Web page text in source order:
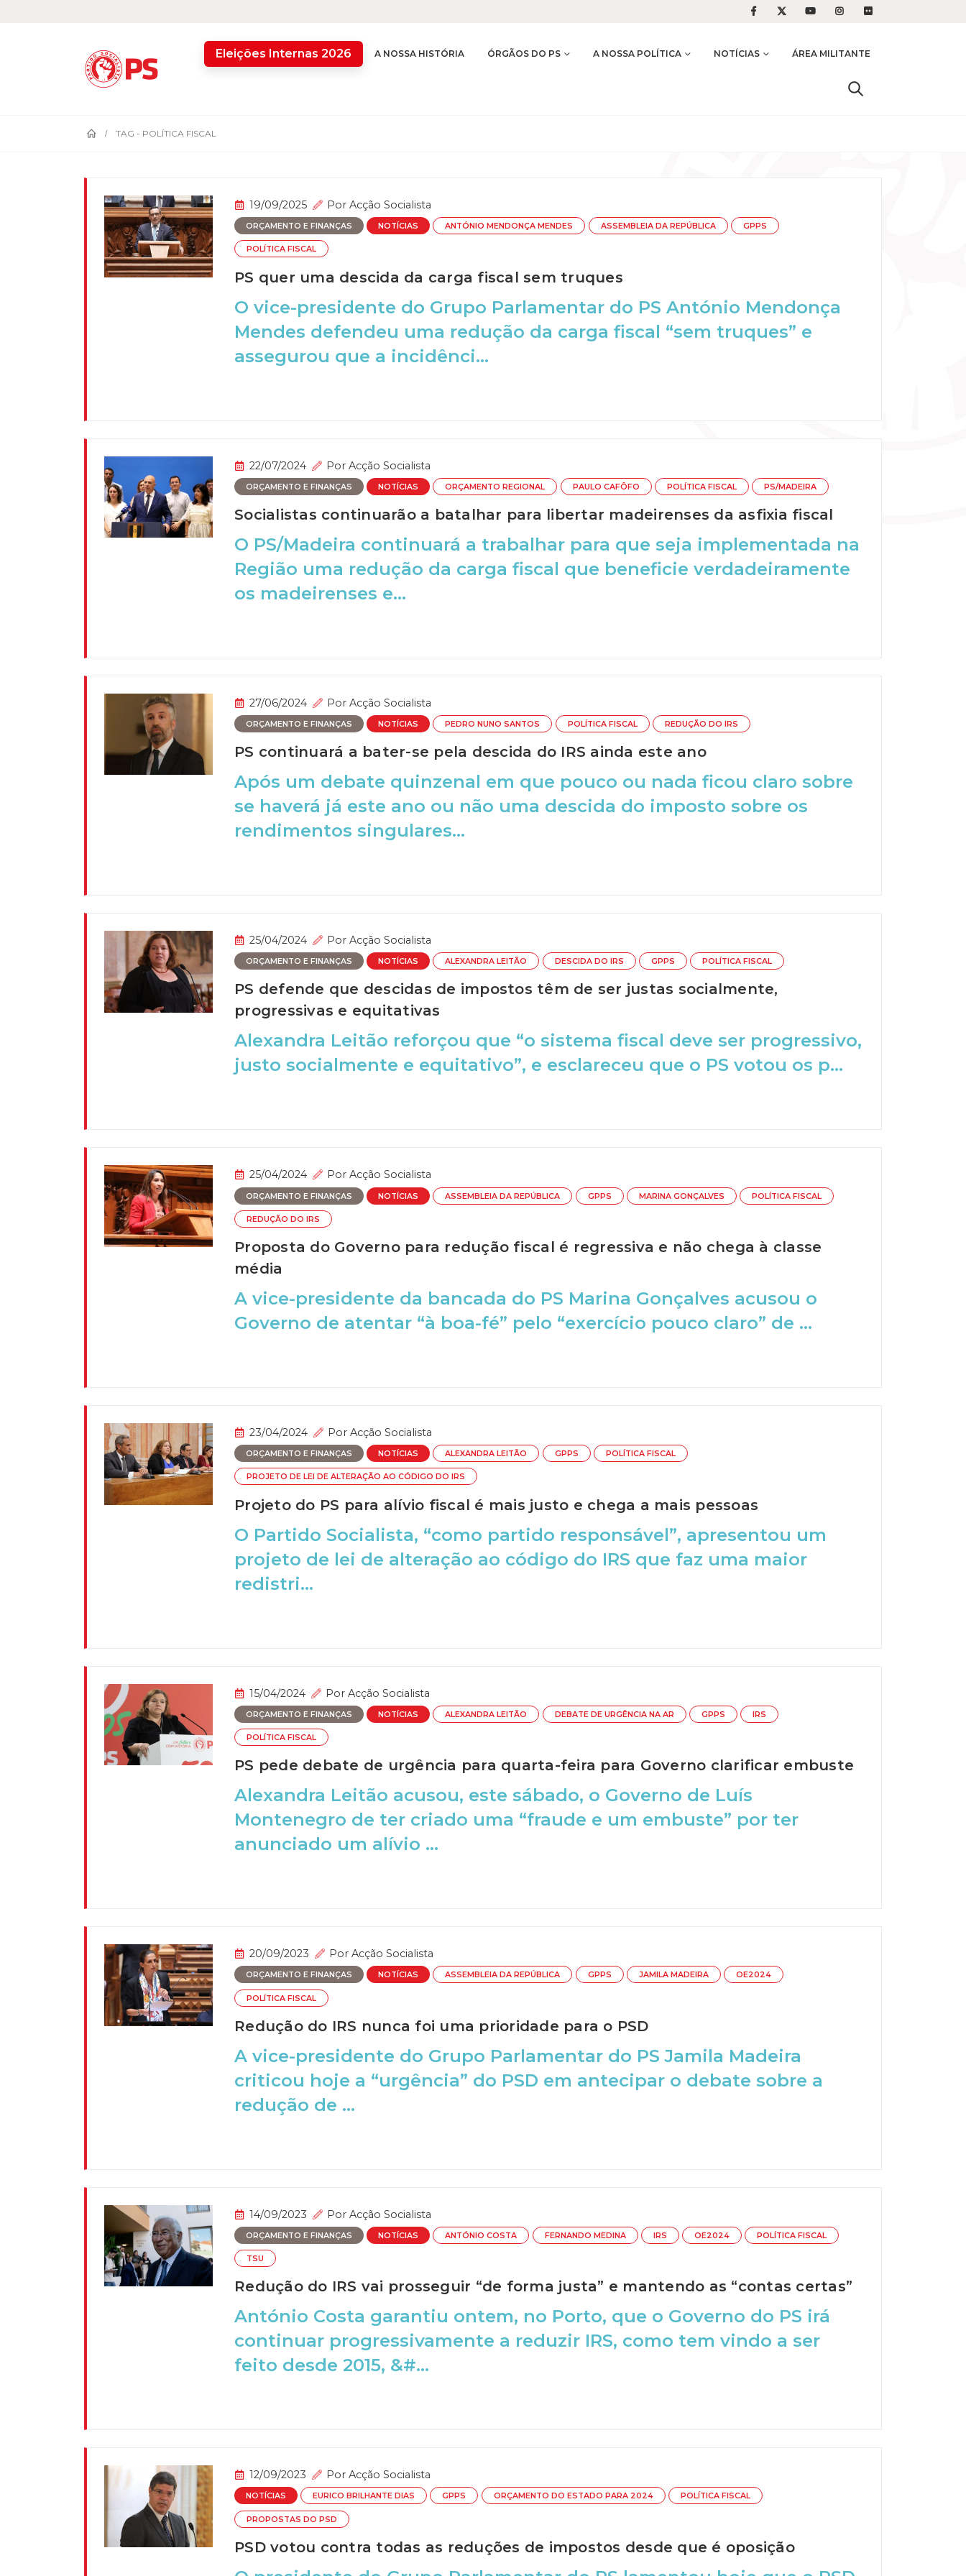
Eleições Internas 2026 A NOSSA HISTÓRIA ÓRGÃOS DO PS A NOSSA POLÍTICA NOTÍCIAS ÁREA MILITANTE
TAG - POLÍTICA FISCAL
19/09/2025 Por Acção Socialista
ORÇAMENTO E FINANÇAS NOTÍCIAS ANTÓNIO MENDONÇA MENDES ASSEMBLEIA DA REPÚBLICA GPPS
POLÍTICA FISCAL
PS quer uma descida da carga fiscal sem truques
O vice-presidente do Grupo Parlamentar do PS António Mendonça
Mendes defendeu uma redução da carga fiscal “sem truques” e
assegurou que a incidênci...
22/07/2024 Por Acção Socialista
ORÇAMENTO E FINANÇAS NOTÍCIAS ORÇAMENTO REGIONAL PAULO CAFÔFO POLÍTICA FISCAL PS/MADEIRA
Socialistas continuarão a batalhar para libertar madeirenses da asfixia fiscal
O PS/Madeira continuará a trabalhar para que seja implementada na
Região uma redução da carga fiscal que beneficie verdadeiramente
os madeirenses e...
27/06/2024 Por Acção Socialista
ORÇAMENTO E FINANÇAS NOTÍCIAS PEDRO NUNO SANTOS POLÍTICA FISCAL REDUÇÃO DO IRS
PS continuará a bater-se pela descida do IRS ainda este ano
Após um debate quinzenal em que pouco ou nada ficou claro sobre
se haverá já este ano ou não uma descida do imposto sobre os
rendimentos singulares...
25/04/2024 Por Acção Socialista
ORÇAMENTO E FINANÇAS NOTÍCIAS ALEXANDRA LEITÃO DESCIDA DO IRS GPPS POLÍTICA FISCAL
PS defende que descidas de impostos têm de ser justas socialmente,
progressivas e equitativas
Alexandra Leitão reforçou que “o sistema fiscal deve ser progressivo,
justo socialmente e equitativo”, e esclareceu que o PS votou os p...
25/04/2024 Por Acção Socialista
ORÇAMENTO E FINANÇAS NOTÍCIAS ASSEMBLEIA DA REPÚBLICA GPPS MARINA GONÇALVES POLÍTICA FISCAL
REDUÇÃO DO IRS
Proposta do Governo para redução fiscal é regressiva e não chega à classe
média
A vice-presidente da bancada do PS Marina Gonçalves acusou o
Governo de atentar “à boa-fé” pelo “exercício pouco claro” de ...
23/04/2024 Por Acção Socialista
ORÇAMENTO E FINANÇAS NOTÍCIAS ALEXANDRA LEITÃO GPPS POLÍTICA FISCAL
PROJETO DE LEI DE ALTERAÇÃO AO CÓDIGO DO IRS
Projeto do PS para alívio fiscal é mais justo e chega a mais pessoas
O Partido Socialista, “como partido responsável”, apresentou um
projeto de lei de alteração ao código do IRS que faz uma maior
redistri...
15/04/2024 Por Acção Socialista
ORÇAMENTO E FINANÇAS NOTÍCIAS ALEXANDRA LEITÃO DEBATE DE URGÊNCIA NA AR GPPS IRS
POLÍTICA FISCAL
PS pede debate de urgência para quarta-feira para Governo clarificar embuste
Alexandra Leitão acusou, este sábado, o Governo de Luís
Montenegro de ter criado uma “fraude e um embuste” por ter
anunciado um alívio ...
20/09/2023 Por Acção Socialista
ORÇAMENTO E FINANÇAS NOTÍCIAS ASSEMBLEIA DA REPÚBLICA GPPS JAMILA MADEIRA OE2024
POLÍTICA FISCAL
Redução do IRS nunca foi uma prioridade para o PSD
A vice-presidente do Grupo Parlamentar do PS Jamila Madeira
criticou hoje a “urgência” do PSD em antecipar o debate sobre a
redução de ...
14/09/2023 Por Acção Socialista
ORÇAMENTO E FINANÇAS NOTÍCIAS ANTÓNIO COSTA FERNANDO MEDINA IRS OE2024 POLÍTICA FISCAL
TSU
Redução do IRS vai prosseguir “de forma justa” e mantendo as “contas certas”
António Costa garantiu ontem, no Porto, que o Governo do PS irá
continuar progressivamente a reduzir IRS, como tem vindo a ser
feito desde 2015, &#...
12/09/2023 Por Acção Socialista
NOTÍCIAS EURICO BRILHANTE DIAS GPPS ORÇAMENTO DO ESTADO PARA 2024 POLÍTICA FISCAL
PROPOSTAS DO PSD
PSD votou contra todas as reduções de impostos desde que é oposição